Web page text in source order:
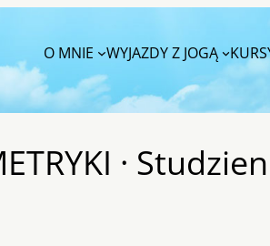
O MNIE WYJAZDY Z JOGĄ
·